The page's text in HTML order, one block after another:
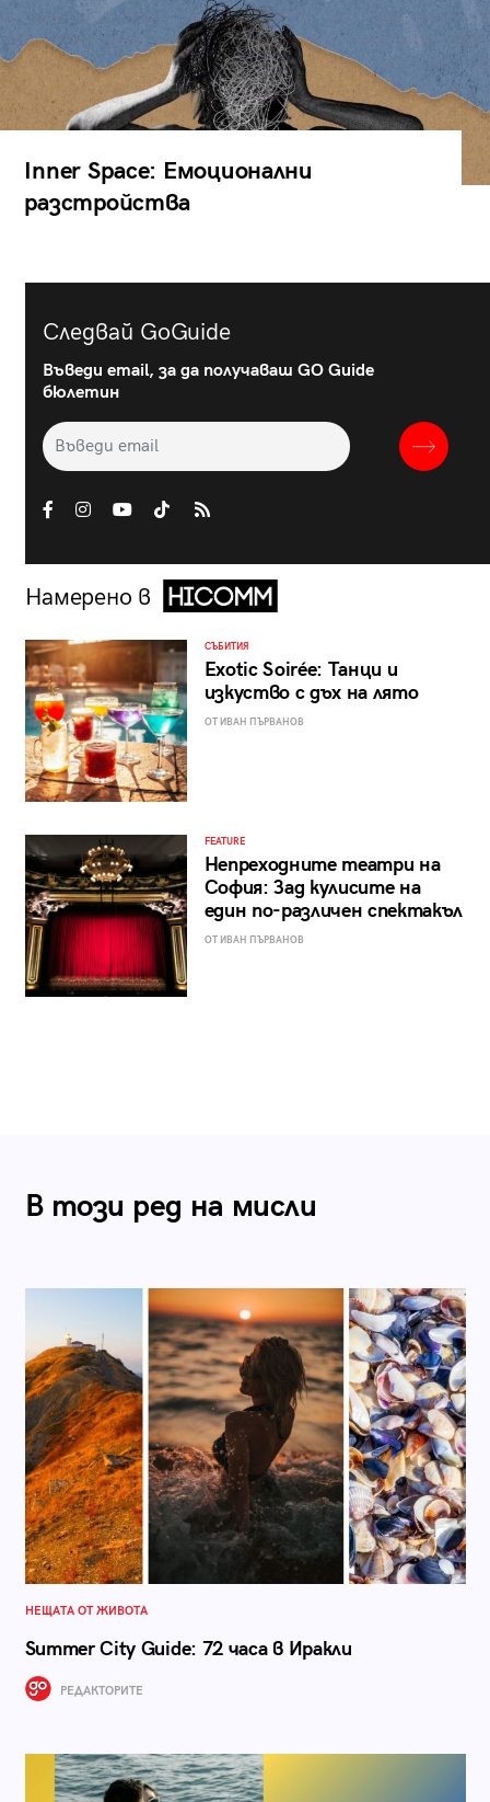
Inner Space: Емоционални
разстройства
Следвай GoGuide
Въведи email, за да получаваш GO Guide
бюлетин
Намерено в
СЪБИТИЯ
Exotic Soirée: Танци и
изкуство с дъх на лято
ОТ ИВАН ПЪРВАНОВ
FEATURE
Непреходните театри на
София: Зад кулисите на
един по-различен спектакъл
ОТ ИВАН ПЪРВАНОВ
В този ред на мисли
НЕЩАТА ОТ ЖИВОТА
Summer City Guide: 72 часа в Иракли
РЕДАКТОРИТЕ